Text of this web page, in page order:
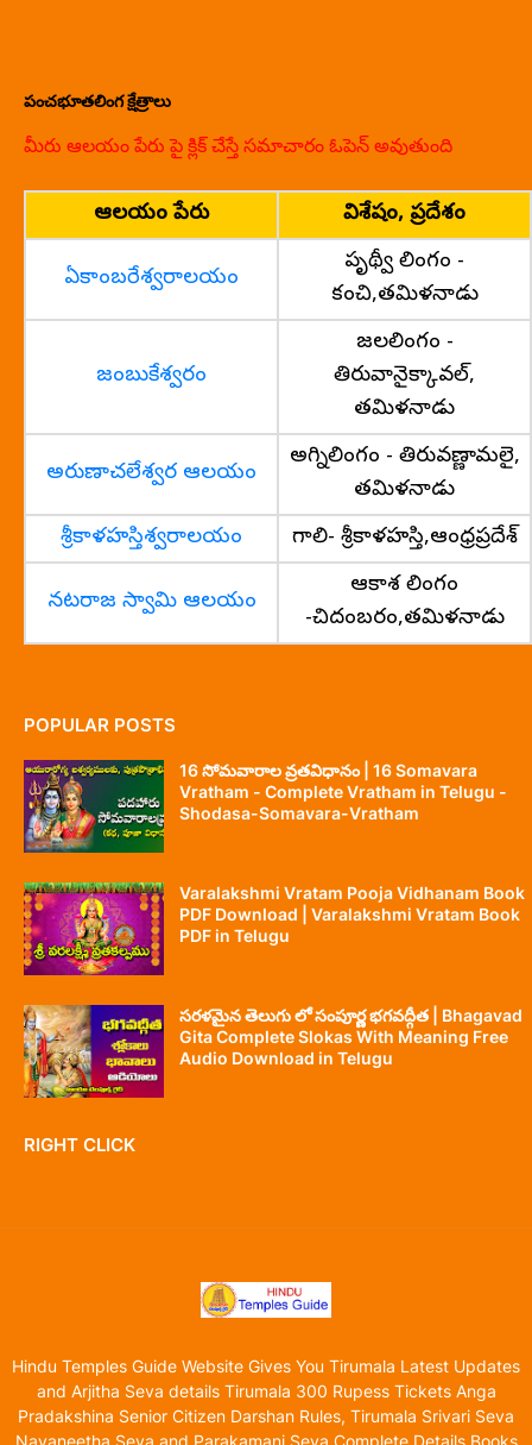
పంచభూతలింగ క్షేత్రాలు
మీరు ఆలయం పేరు పై క్లిక్ చేస్తే సమాచారం ఓపెన్ అవుతుంది
ఆలయం పేరు విశేషం, ప్రదేశం
ఏకాంబరేశ్వరాలయం
పృథ్వీ లింగం -
కంచి,తమిళనాడు
జంబుకేశ్వరం
జలలింగం -
తిరువానైక్కావల్,
తమిళనాడు
అరుణాచలేశ్వర ఆలయం
అగ్నిలింగం - తిరువణ్ణామలై,
తమిళనాడు
శ్రీకాళహస్తిశ్వరాలయం
గాలి- శ్రీకాళహస్తి,ఆంధ్రప్రదేశ్
నటరాజ స్వామి ఆలయం
ఆకాశ లింగం
-చిదంబరం,తమిళనాడు
POPULAR POSTS
16 సోమవారాల వ్రతవిధానం | 16 Somavara
Vratham - Complete Vratham in Telugu -
Shodasa-Somavara-Vratham
Varalakshmi Vratam Pooja Vidhanam Book
PDF Download | Varalakshmi Vratam Book
PDF in Telugu
సరళమైన తెలుగు లో సంపూర్ణ భగవద్గీత | Bhagavad
Gita Complete Slokas With Meaning Free
Audio Download in Telugu
RIGHT CLICK
Hindu Temples Guide Website Gives You Tirumala Latest Updates
and Arjitha Seva details Tirumala 300 Rupess Tickets Anga
Pradakshina Senior Citizen Darshan Rules, Tirumala Srivari Seva
Navaneetha Seva and Parakamani Seva Complete Details Books